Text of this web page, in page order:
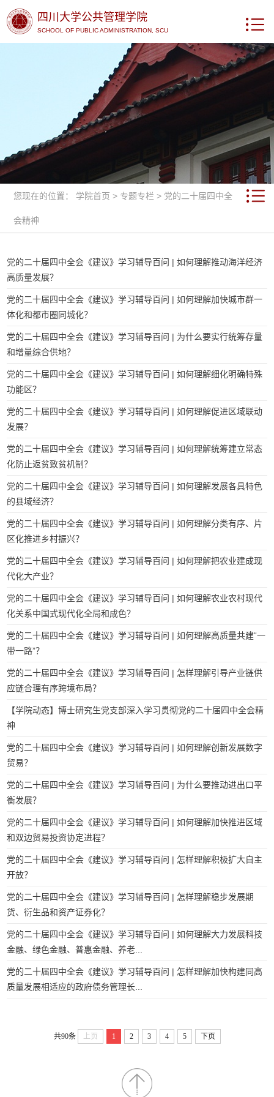
四川大学公共管理学院
SCHOOL OF PUBLIC ADMINISTRATION, SCU
您现在的位置： 学院首页 > 专题专栏 > 党的二十届四中全
会精神
党的二十届四中全会《建议》学习辅导百问 | 如何理解推动海洋经济
高质量发展？
党的二十届四中全会《建议》学习辅导百问 | 如何理解加快城市群一
体化和都市圈同城化？
党的二十届四中全会《建议》学习辅导百问 | 为什么要实行统筹存量
和增量综合供地？
党的二十届四中全会《建议》学习辅导百问 | 如何理解细化明确特殊
功能区？
党的二十届四中全会《建议》学习辅导百问 | 如何理解促进区域联动
发展？
党的二十届四中全会《建议》学习辅导百问 | 如何理解统筹建立常态
化防止返贫致贫机制？
党的二十届四中全会《建议》学习辅导百问 | 如何理解发展各具特色
的县域经济？
党的二十届四中全会《建议》学习辅导百问 | 如何理解分类有序、片
区化推进乡村振兴？
党的二十届四中全会《建议》学习辅导百问 | 如何理解把农业建成现
代化大产业？
党的二十届四中全会《建议》学习辅导百问 | 如何理解农业农村现代
化关系中国式现代化全局和成色？
党的二十届四中全会《建议》学习辅导百问 | 如何理解高质量共建“一
带一路”？
党的二十届四中全会《建议》学习辅导百问 | 怎样理解引导产业链供
应链合理有序跨境布局？
【学院动态】博士研究生党支部深入学习贯彻党的二十届四中全会精
神
党的二十届四中全会《建议》学习辅导百问 | 如何理解创新发展数字
贸易？
党的二十届四中全会《建议》学习辅导百问 | 为什么要推动进出口平
衡发展？
党的二十届四中全会《建议》学习辅导百问 | 如何理解加快推进区域
和双边贸易投资协定进程？
党的二十届四中全会《建议》学习辅导百问 | 怎样理解积极扩大自主
开放？
党的二十届四中全会《建议》学习辅导百问 | 怎样理解稳步发展期
货、衍生品和资产证券化？
党的二十届四中全会《建议》学习辅导百问 | 如何理解大力发展科技
金融、绿色金融、普惠金融、养老...
党的二十届四中全会《建议》学习辅导百问 | 怎样理解加快构建同高
质量发展相适应的政府债务管理长...
共90条 上页 1 2 3 4 5 下页